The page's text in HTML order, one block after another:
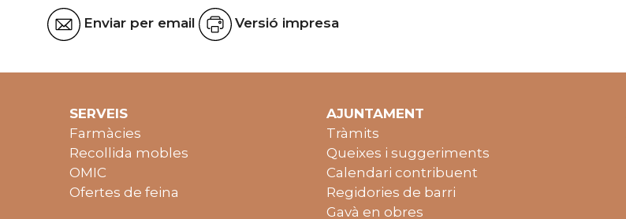
Enviar per email Versió impresa
SERVEIS
Farmàcies
Recollida mobles
OMIC
Ofertes de feina
AJUNTAMENT
Tràmits
Queixes i suggeriments
Calendari contribuent
Regidories de barri
Gavà en obres